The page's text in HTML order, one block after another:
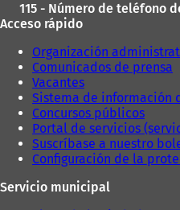
115 - Número de teléfono
Acceso rápido
Organización
Comunicados de prensa
Vacantes
Sistema de información
Concursos públicos
Portal de servicios
Suscríbase a nuestro
Configuración de la
Servicio municipal